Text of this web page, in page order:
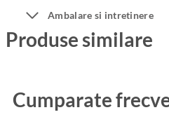
Ambalare si intretinere
Produse similare
Cumparate